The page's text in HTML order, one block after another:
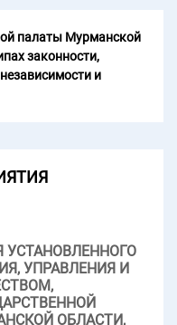
палаты Мурманской
законности,
и
УСТАНОВЛЕННОГО
УПРАВЛЕНИЯ И
ОБЛАСТИ,